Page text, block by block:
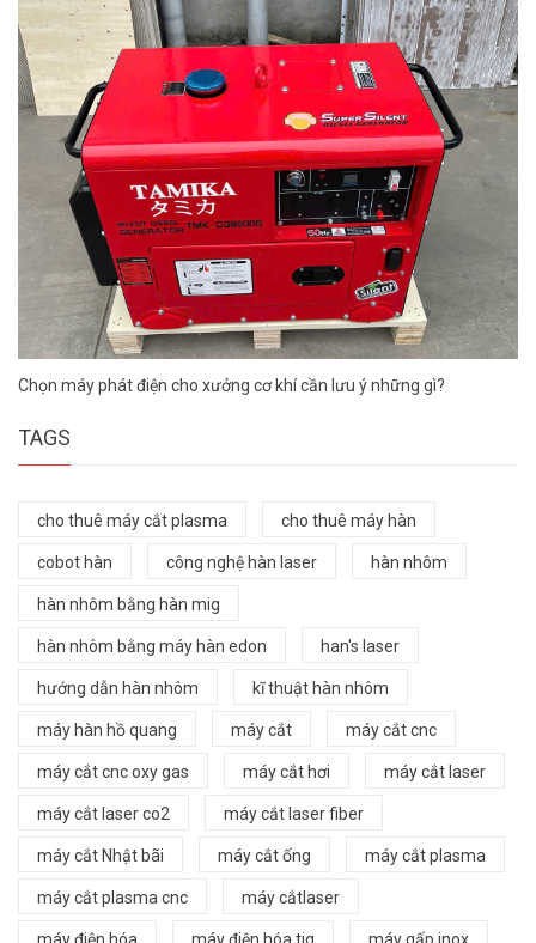
Chọn máy phát điện cho xưởng cơ khí cần lưu ý những gì?
TAGS
cho thuê máy cắt plasma cho thuê máy hàn
cobot hàn công nghệ hàn laser hàn nhôm
hàn nhôm bằng hàn mig
hàn nhôm bằng máy hàn edon han's laser
hướng dẫn hàn nhôm kĩ thuật hàn nhôm
máy hàn hồ quang máy cắt máy cắt cnc
máy cắt cnc oxy gas máy cắt hơi máy cắt laser
máy cắt laser co2 máy cắt laser fiber
máy cắt Nhật bãi máy cắt ống máy cắt plasma
máy cắt plasma cnc máy cắtlaser